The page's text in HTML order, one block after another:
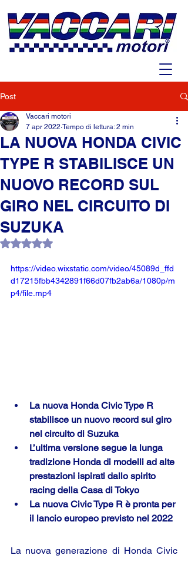
Post
LA NUOVA HONDA CIVIC
TYPE R STABILISCE UN
NUOVO RECORD SUL
GIRO NEL CIRCUITO DI
SUZUKA
Vaccari motori
7 apr 2022 Tempo di lettura: 2 min
Valutazione NaN stelle su 5.
https://video.wixstatic.com/video/45089d_ffd
d17215fbb4342891f66d07fb2ab6a/1080p/m
p4/file.mp4
La nuova Honda Civic Type R
stabilisce un nuovo record sul giro
nel circuito di Suzuka
L’ultima versione segue la lunga
tradizione Honda di modelli ad alte
prestazioni ispirati dallo spirito
racing della Casa di Tokyo
La nuova Civic Type R è pronta per
il lancio europeo previsto nel 2022
La nuova generazione di Honda Civic